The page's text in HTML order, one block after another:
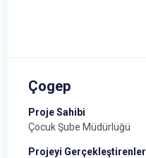
Çogep
Proje Sahibi
Çocuk Şube Müdürlüğü
Projeyi Gerçekleştirenler